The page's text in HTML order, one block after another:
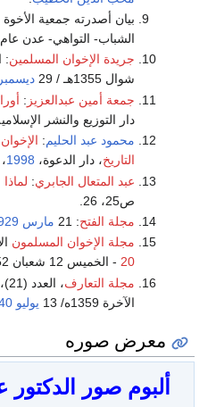
بيان أصدرته جمعية
الشباب- التواهي- عدن
جريدة الإخوان المسلمين
شوال 1355هـ / 29
ديسمبر
جمعة أمين عبدالعزيز :
دار التوزيع والنشر
محمود عبد الحليم:
التاريخ، دار الدعوة، 1998
عبد المتعال الجابري:
ص25، 26.
مجلة الفتح: 21 مارس
مجلة الإخوان المسلمون
20 - الخميس 12 شعبان 1352هـ / 30
مجلة التعارف
الآخرة 1359ه/ 13
يوليو
معرض صوره
ألبوم صور الدكتور